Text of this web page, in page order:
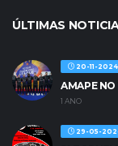
ÚLTIMAS
20-11-2024
AMAPE NO
1 ANO
29-05-